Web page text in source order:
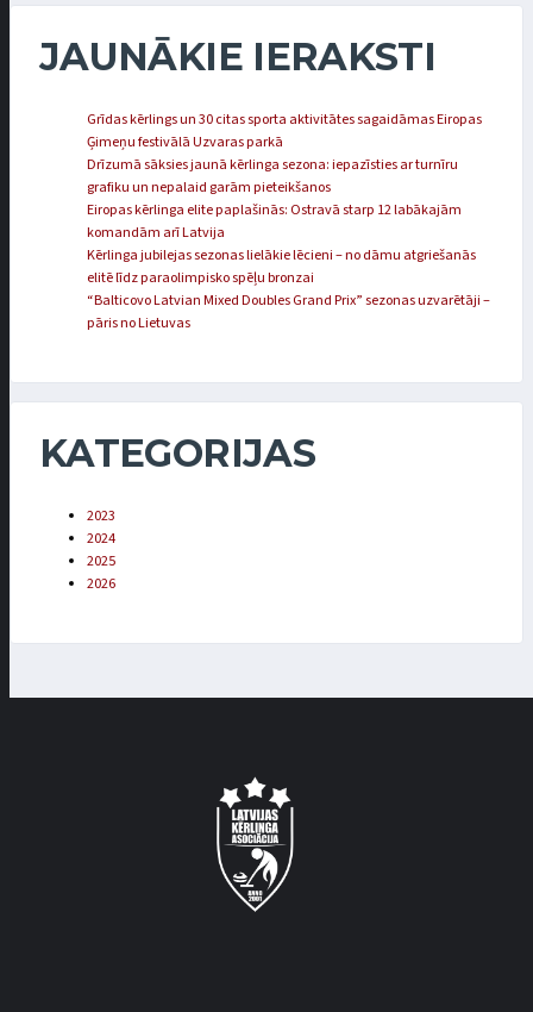
JAUNĀKIE IERAKSTI
Grīdas kērlings un 30 citas sporta aktivitātes sagaidāmas Eiropas
Ģimeņu festivālā Uzvaras parkā
Drīzumā sāksies jaunā kērlinga sezona: iepazīsties ar turnīru
grafiku un nepalaid garām pieteikšanos
Eiropas kērlinga elite paplašinās: Ostravā starp 12 labākajām
komandām arī Latvija
Kērlinga jubilejas sezonas lielākie lēcieni – no dāmu atgriešanās
elitē līdz paraolimpisko spēļu bronzai
“Balticovo Latvian Mixed Doubles Grand Prix” sezonas uzvarētāji –
pāris no Lietuvas
KATEGORIJAS
2023
2024
2025
2026